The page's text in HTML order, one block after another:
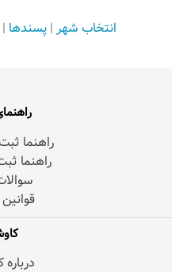
انتخاب شهر | پسندها |
راهنما
راهنما